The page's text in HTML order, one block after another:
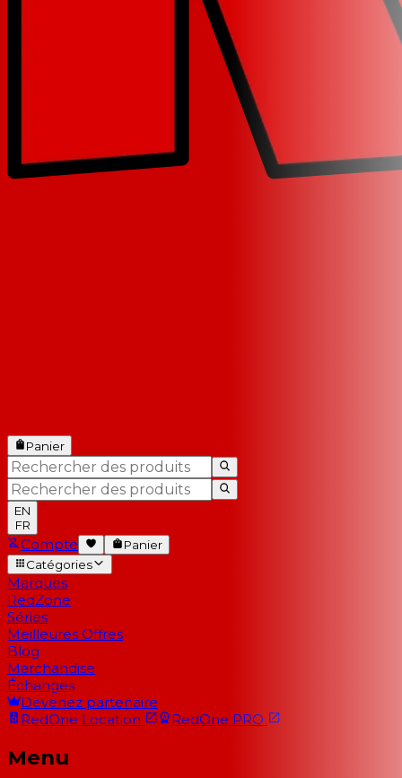
Panier
EN
FR
Compte
Panier
Catégories
Marques
RedZone
Séries
Meilleures Offres
Blog
Marchandise
Échanges
Devenez partenaire
RedOne Location RedOne PRO
Menu